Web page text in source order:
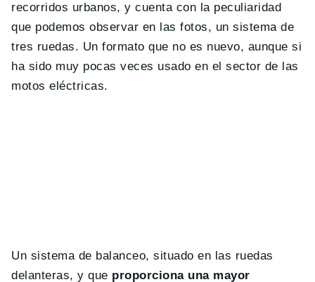
recorridos urbanos, y cuenta con la peculiaridad
que podemos observar en las fotos, un sistema de
tres ruedas. Un formato que no es nuevo, aunque si
ha sido muy pocas veces usado en el sector de las
motos eléctricas.
Un sistema de balanceo, situado en las ruedas
delanteras, y que proporciona una mayor